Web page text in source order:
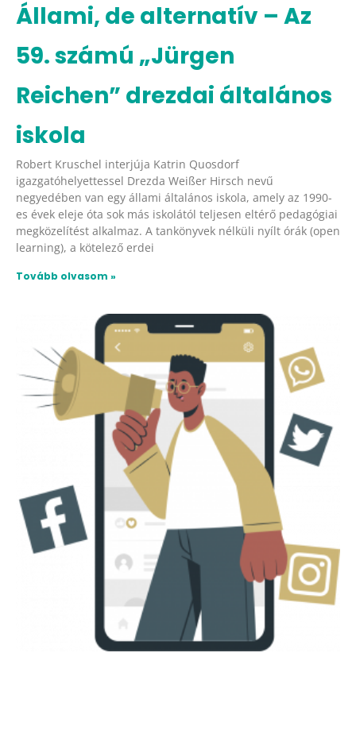
Állami, de alternatív – Az
59. számú „Jürgen
Reichen” drezdai általános
iskola
Robert Kruschel interjúja Katrin Quosdorf
igazgatóhelyettessel Drezda Weißer Hirsch nevű
negyedében van egy állami általános iskola, amely az 1990-
es évek eleje óta sok más iskolától teljesen eltérő pedagógiai
megközelítést alkalmaz. A tankönyvek nélküli nyílt órák (open
learning), a kötelező erdei
Tovább olvasom »